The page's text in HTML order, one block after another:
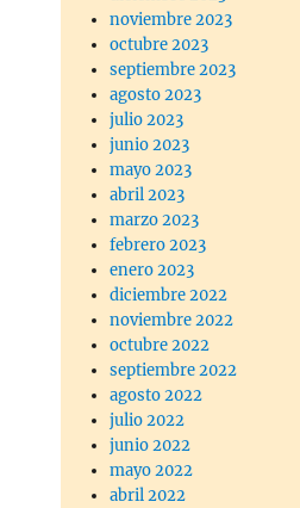
noviembre 2023
octubre 2023
septiembre 2023
agosto 2023
julio 2023
junio 2023
mayo 2023
abril 2023
marzo 2023
febrero 2023
enero 2023
diciembre 2022
noviembre 2022
octubre 2022
septiembre 2022
agosto 2022
julio 2022
junio 2022
mayo 2022
abril 2022